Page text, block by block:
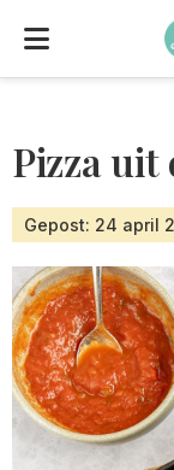
Pizza
Gepost: 24 april